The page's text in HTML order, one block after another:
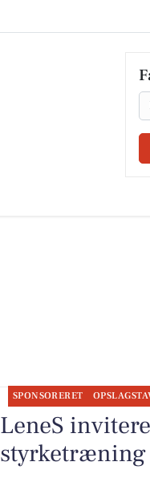
SPONSORERET
LeneS
styrketræning